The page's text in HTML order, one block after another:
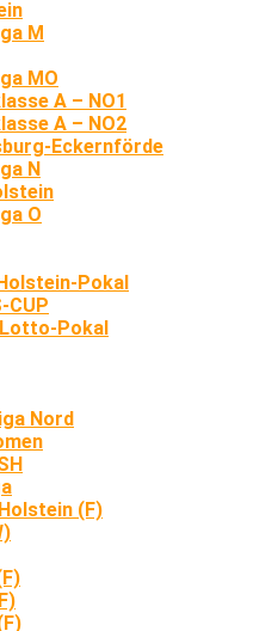
M
MO
A – NO1
A – NO2
Eckernförde
N
O
Pokal
CUP
Lotto-Pokal
Nord
(F)